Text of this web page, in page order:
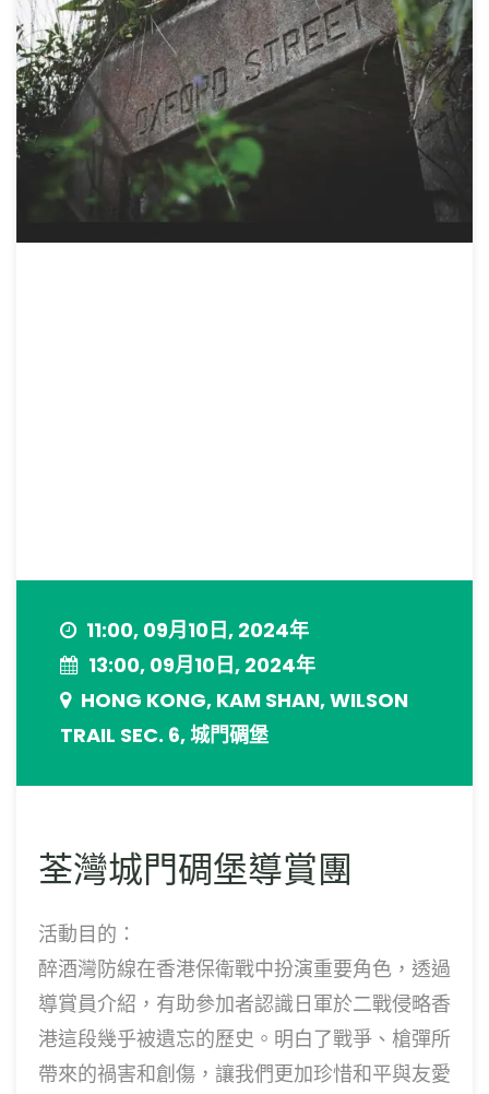
11:00, 09月10日, 2024年
13:00, 09月10日, 2024年
HONG KONG, KAM SHAN, WILSON
TRAIL SEC. 6, 城門碉堡
荃灣城門碉堡導賞團
活動目的：
醉酒灣防線在香港保衛戰中扮演重要角色，透過
導賞員介紹，有助參加者認識日軍於二戰侵略香
港這段幾乎被遺忘的歷史。明白了戰爭、槍彈所
帶來的禍害和創傷，讓我們更加珍惜和平與友愛